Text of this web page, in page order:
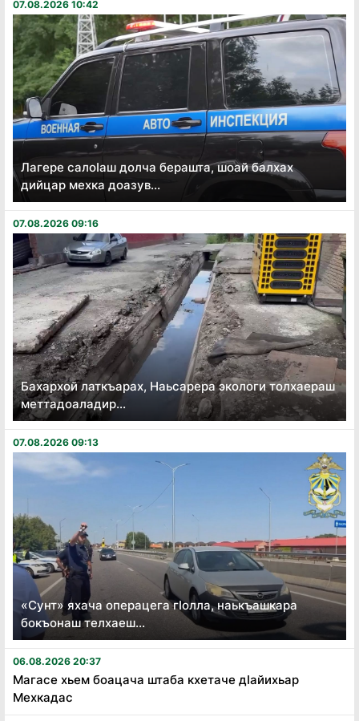
07.08.2026 10:42
Лагере салоӏаш долча берашта, шоай балхах
дийцар мехка доазув...
07.08.2026 09:16
Бахархой латкъарах, Наьсарера экологи толхаераш
меттадоаладир...
07.08.2026 09:13
«Сунт» яхача операцега гӏолла, наькъашкара
бокъонаш телхаеш...
06.08.2026 20:37
Магасе хьем боацача штаба кхетаче дӏайихьар
Мехкадас